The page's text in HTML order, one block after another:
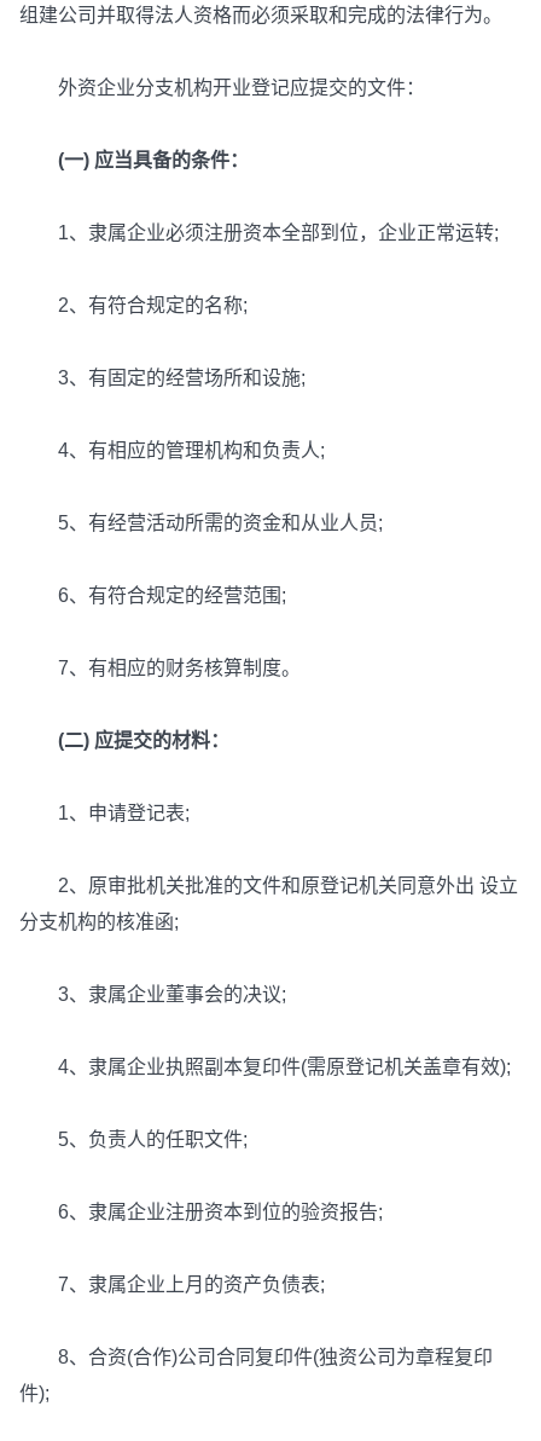
组建公司并取得法人资格而必须采取和完成的法律行为。
外资企业分支机构开业登记应提交的文件：
(一) 应当具备的条件：
1、隶属企业必须注册资本全部到位，企业正常运转;
2、有符合规定的名称;
3、有固定的经营场所和设施;
4、有相应的管理机构和负责人;
5、有经营活动所需的资金和从业人员;
6、有符合规定的经营范围;
7、有相应的财务核算制度。
(二) 应提交的材料：
1、申请登记表;
2、原审批机关批准的文件和原登记机关同意外出 设立
分支机构的核准函;
3、隶属企业董事会的决议;
4、隶属企业执照副本复印件(需原登记机关盖章有效);
5、负责人的任职文件;
6、隶属企业注册资本到位的验资报告;
7、隶属企业上月的资产负债表;
8、合资(合作)公司合同复印件(独资公司为章程复印
件);